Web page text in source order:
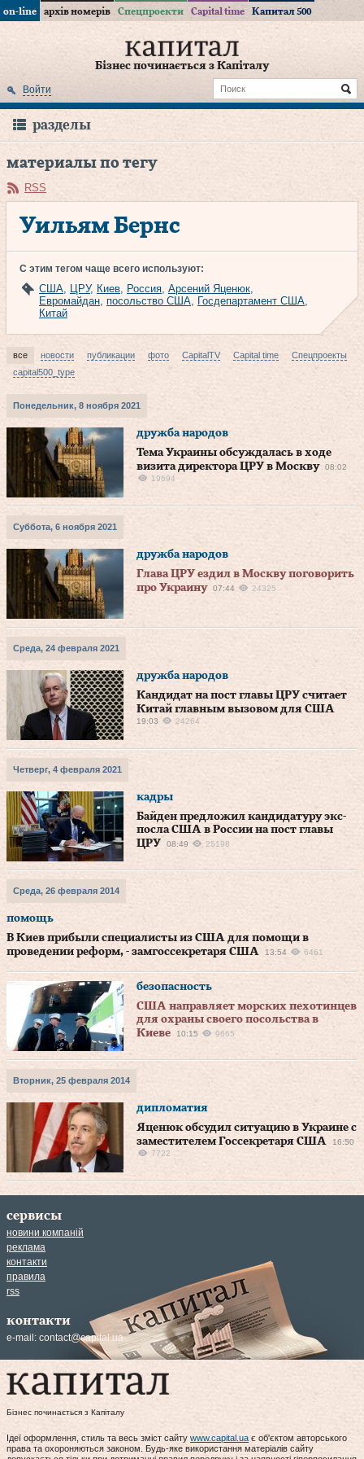
on-line архів номерів Спецпроекти Capital time Капитал 500
Бізнес починається з Капіталу
Войти
разделы
материалы по тегу
RSS
Уильям Бернс
С этим тегом чаще всего используют:
США, ЦРУ, Киев, Россия, Арсений Яценюк,
Евромайдан, посольство США, Госдепартамент США,
Китай
все новости публикации фото CapitalTV Capital time
Спецпроекты
capital500_type
Понедельник, 8 ноября 2021
дружба народов
Тема Украины обсуждалась в ходе
визита директора ЦРУ в Москву
08:02
19694
Суббота, 6 ноября 2021
дружба народов
Глава ЦРУ ездил в Москву поговорить
про Украину
07:44 24325
Среда, 24 февраля 2021
дружба народов
Кандидат на пост главы ЦРУ считает
Китай главным вызовом для США
19:03 24264
Четверг, 4 февраля 2021
кадры
Байден предложил кандидатуру экс-
посла США в России на пост главы
ЦРУ
08:49 25198
Среда, 26 февраля 2014
помощь
В Киев прибыли специалисты из США для помощи в
проведении реформ, - замгоссекретаря США
13:54 6461
безопасность
США направляет морских пехотинцев
для охраны своего посольства в
Киеве
10:15 9665
Вторник, 25 февраля 2014
дипломатия
Яценюк обсудил ситуацию в Украине с
заместителем Госсекретаря США
16:50
7722
сервисы
новини компаній
реклама
контакти
правила
rss
контакти
e-mail: contact@capital.ua
Бізнес починається з Капіталу
Ідеї оформлення, стиль та весь зміст сайту www.capital.ua є об'єктом авторського
права та охороняються законом. Будь-яке використання матеріалів сайту